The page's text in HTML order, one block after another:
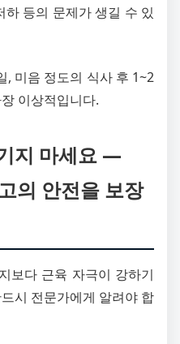
등의 문제가 생길 수 있
, 미음 정도의 식사 후 1~2
이상적입니다.
지 마세요 —
의 안전을 보장
보다 근육 자극이 강하기
시 전문가에게 알려야 합